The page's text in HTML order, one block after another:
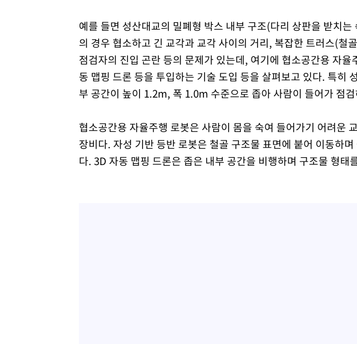
예를 들면 성산대교의 밀폐형 박스 내부 구조(다리 상판을 받치
의 경우 협소하고 긴 교각과 교각 사이의 거리, 복잡한 트러스(철
점검자의 진입 곤란 등의 문제가 있는데, 여기에 협소공간용 자
동 맵핑 드론 등을 투입하는 기술 도입 등을 살펴보고 있다. 특히
부 공간이 높이 1.2m, 폭 1.0m 수준으로 좁아 사람이 들어가 점
협소공간용 자율주행 로봇은 사람이 몸을 숙여 들어가기 어려운
장비다. 자성 기반 등반 로봇은 철골 구조물 표면에 붙어 이동하
다. 3D 자동 맵핑 드론은 좁은 내부 공간을 비행하며 구조물 형태